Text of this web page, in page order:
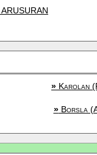
ARUSURAN
» Karolan
»Borsla